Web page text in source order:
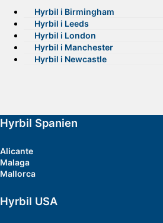
Hyrbil i Birmingham
Hyrbil i Leeds
Hyrbil i London
Hyrbil i Manchester
Hyrbil i Newcastle
Hyrbil Spanien
Alicante
Malaga
Mallorca
Hyrbil USA